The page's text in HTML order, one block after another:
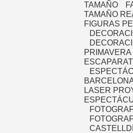
TAMAÑO
TAMAÑO
FIGURAS
PRIMAVERA
LASER